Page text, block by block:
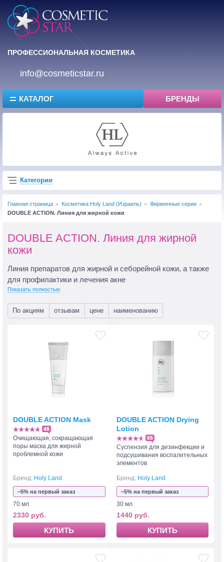
ПРОФЕССИОНАЛЬНАЯ КОСМЕТИКА
info@cosmeticstar.ru
КАТАЛОГ БРЕНДЫ
Категории
Главная страница Косметика Holy Land (Израиль)
Фирменные серии
DOUBLE ACTION. Линия для жирной кожи
DOUBLE ACTION. Линия для жирной
кожи
Линия препаратов для жирной и себорейной кожи, а также
для профилактики и лечения акне
Показать полностью
По акциям отзывам цене наименованию
DOUBLE ACTION Mask
48
Очищающая, сокращающая
поры маска для жирной
проблемной кожи
Бренд: Holy Land
−5% на первый заказ
70 мл
2330 руб.
КУПИТЬ
DOUBLE ACTION Drying
Lotion
55
Суспензия для дезинфекции и
подсушивания воспалительных
элементов
Бренд: Holy Land
−5% на первый заказ
30 мл
1440 руб.
КУПИТЬ